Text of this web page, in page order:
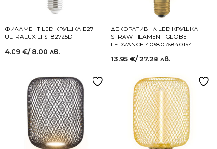
ФИЛАМЕНТ LED КРУШКА E27
ULTRALUX LFST82725D
4.09 €/ 8.00 лв.
ДЕКОРАТИВНА LED КРУШКА
STRAW FILAMENT GLOBE
LEDVANCE 4058075840164
13.95 €/ 27.28 лв.